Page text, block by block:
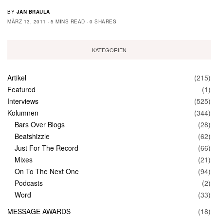
BY JAN BRAULA
MÄRZ 13, 2011
5 MINS READ 0 SHARES
KATEGORIEN
Artikel
(215)
Featured
(1)
Interviews
(525)
Kolumnen
(344)
Bars Over Blogs
(28)
Beatshizzle
(62)
Just For The Record
(66)
Mixes
(21)
On To The Next One
(94)
Podcasts
(2)
Word
(33)
MESSAGE AWARDS
(18)